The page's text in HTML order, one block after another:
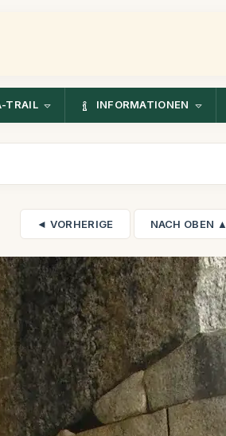
TRAIL INFORMATIONEN
◄ VORHERIGE NACH OBEN ▲